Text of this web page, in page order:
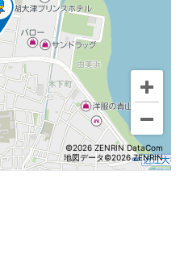
©2026 ZENRIN DataCom
地図データ©2026 ZENRIN